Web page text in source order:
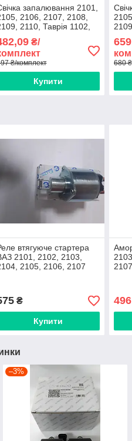
запалювання 2101,
2106, 2107, 2108,
2110, Таврія 1102,
4 штуки, NGK,
₴/
₴/комплект
Купити
680
втягуюче стартера
2101, 2102, 2103,
2105, 2106, 2107
₴
Купити
–3%